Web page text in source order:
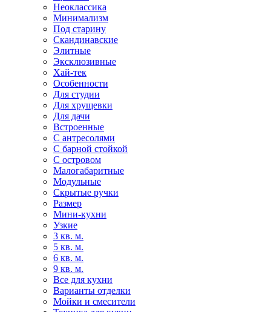
Неоклассика
Минимализм
Под старину
Скандинавские
Элитные
Эксклюзивные
Хай-тек
Особенности
Для студии
Для хрущевки
Для дачи
Встроенные
С антресолями
С барной стойкой
С островом
Малогабаритные
Модульные
Скрытые ручки
Размер
Мини-кухни
Узкие
3 кв. м.
5 кв. м.
6 кв. м.
9 кв. м.
Все для кухни
Варианты отделки
Мойки и смесители